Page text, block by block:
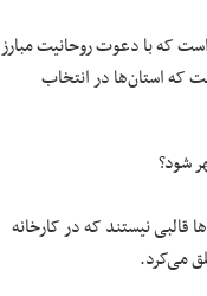
که با دعوت روحانیت مبارز
که استان‌ها در انتخاب
شود؟
نیستند که در کارخانه
می‌کرد.